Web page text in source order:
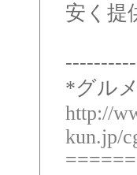
安く提
----------
*グル
http://
kun.jp/